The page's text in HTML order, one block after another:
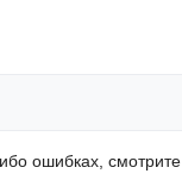
ошибках, смотрите